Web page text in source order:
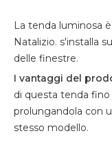
La tenda luminosa
Natalizio. s'installa
delle finestre.
I vantaggi del
di questa tenda
prolungandola con
stesso modello.